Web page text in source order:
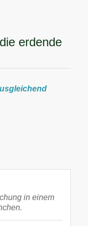
erdende
in einem